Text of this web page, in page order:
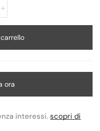
ora
interessi.scopri di